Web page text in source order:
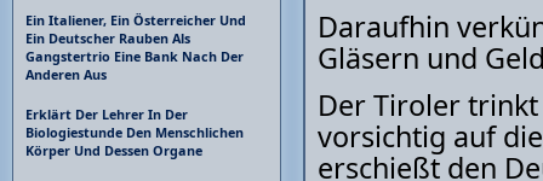
Daraufhin
Gläsern und
Der Tiroler trinkt
vorsichtig auf
erschießt den
Ein Italiener, Ein Österreicher Und
Ein Deutscher Rauben Als
Gangstertrio Eine Bank Nach Der
Anderen Aus
Erklärt Der Lehrer In Der
Biologiestunde Den Menschlichen
Körper Und Dessen Organe